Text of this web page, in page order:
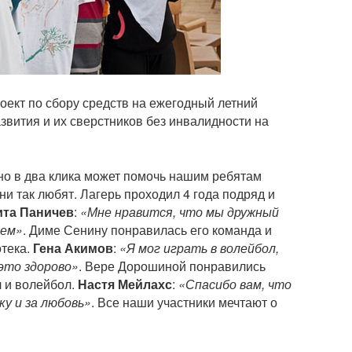
по сбору средств на ежегодный летний
и их сверстников без инвалидности на
в два клика может помочь нашим ребятам
так любят. Лагерь проходил 4 года подряд и
Паничев: «Мне нравится, что мы дружный
. Диме Сенину понравилась его команда и
Гена Акимов: «Я мог играть в волейбол,
здорово». Вере Дорошиной понравились
волейбол. Настя Мейлахс: «Спасибо вам, что
и за любовь». Все наши участники мечтают о